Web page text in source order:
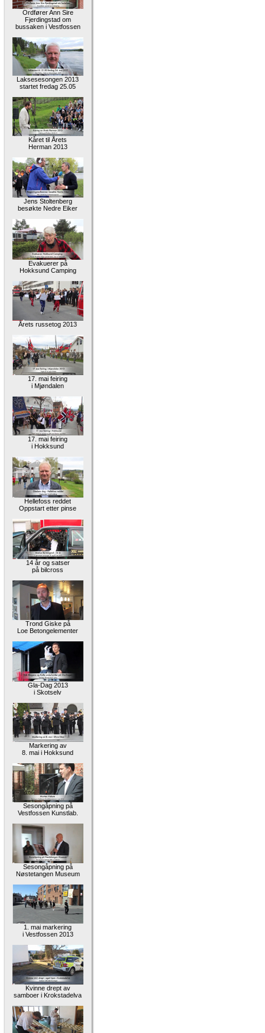
Ordfører Ann Sire
Fjerdingstad om
bussaken i Vestfossen
Laksesesongen 2013
startet fredag 25.05
Kåret til Årets
Herman 2013
Jens Stoltenberg
besøkte Nedre Eiker
Evakuerer på
Hokksund Camping
Årets russetog 2013
17. mai feiring
i Mjøndalen
17. mai feiring
i Hokksund
Hellefoss reddet
Oppstart etter pinse
14 år og satser
på bilcross
Trond Giske på
Loe Betongelementer
Gla-Dag 2013
i Skotselv
Markering av
8. mai i Hokksund
Sesongåpning på
Vestfossen Kunstlab.
Sesongåpning på
Nøstetangen Museum
1. mai markering
i Vestfossen 2013
Kvinne drept av
samboer i Krokstadelva